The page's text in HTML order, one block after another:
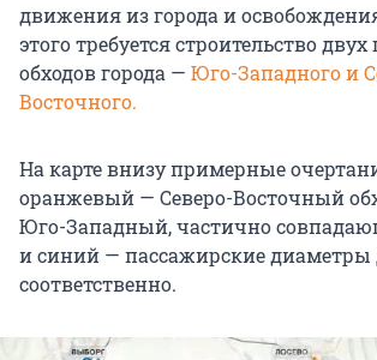
движения из города и
этого требуется строительство
обходов города — Юго-Западного и
Восточного.
На карте внизу примерные
оранжевый — Северо-Восточный
Юго-Западный, частично
и синий — пассажирские диаметры
соответственно.